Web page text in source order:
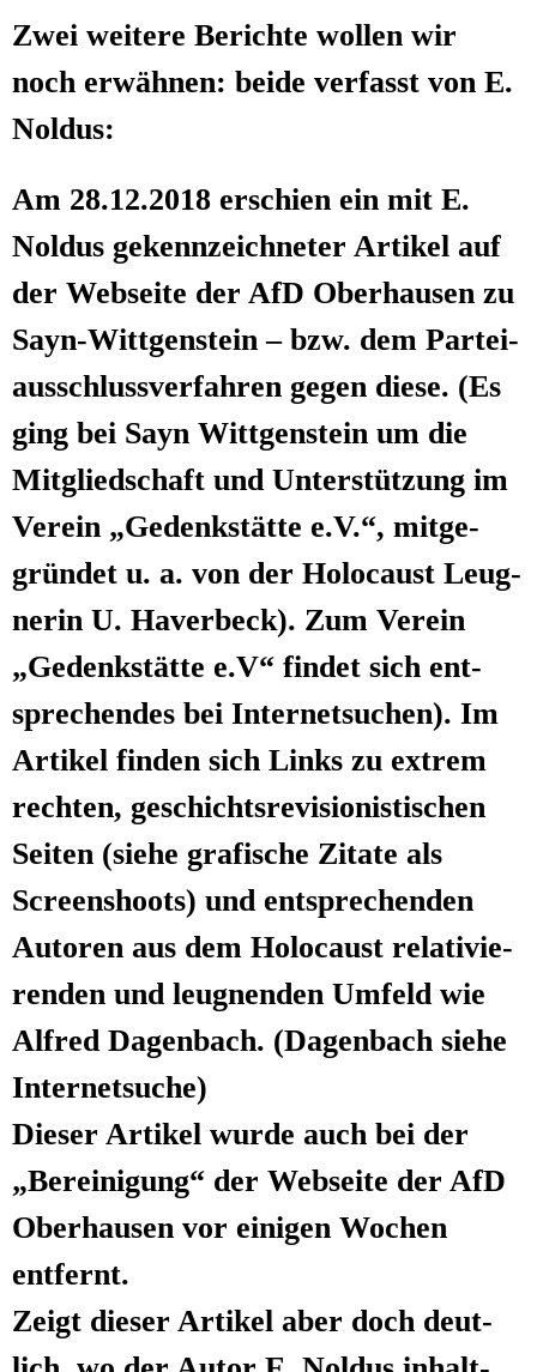
Zwei wei­te­re Berich­te wol­len wir
noch erwäh­nen: bei­de ver­fasst von E.
Noldus:
Am 28.12.2018 erschien ein mit E.
Nol­dus gekenn­zeich­ne­ter Arti­kel auf
der Web­sei­te der AfD Ober­hau­sen zu
Sayn-Witt­gen­stein – bzw. dem Par­tei­
aus­schluss­ver­fah­ren gegen die­se. (Es
ging bei Sayn Witt­gen­stein um die
Mit­glied­schaft und Unter­stüt­zung im
Ver­ein „Gedenk­stät­te e.V.“, mit­ge­
grün­det u. a. von der Holo­caust Leug­
ne­rin U. Haver­beck). Zum Ver­ein
„Gedenk­stät­te e.V“ fin­det sich ent­
spre­chen­des bei Inter­net­su­chen). Im
Arti­kel fin­den sich Links zu extrem
rech­ten, geschichts­re­vi­sio­nis­ti­schen
Sei­ten (sie­he gra­fi­sche Zita­te als
Screen­shoots) und ent­spre­chen­den
Autoren aus dem Holo­caust rela­ti­vie­
ren­den und leug­nen­den Umfeld wie
Alfred Dagen­bach. (Dagen­bach sie­he
Internetsuche)
Die­ser Arti­kel wur­de auch bei der
„Berei­ni­gung“ der Web­sei­te der AfD
Ober­hau­sen vor eini­gen Wochen
entfernt.
Zeigt die­ser Arti­kel aber doch deut­